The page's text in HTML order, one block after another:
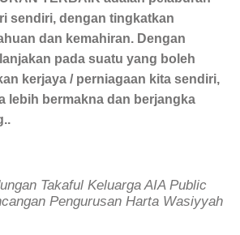
sendiri, dengan tingkatkan
dan kemahiran. Dengan
pada suatu yang boleh
kerjaya / perniagaan kita sendiri,
lebih bermakna dan berjangka
Takaful Keluarga AIA Public
Pengurusan Harta Wasiyyah